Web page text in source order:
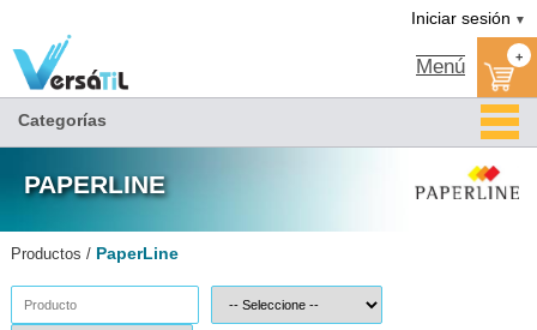
Iniciar sesión ▼
Menú +
Categorías
PAPERLINE
Productos / PaperLine